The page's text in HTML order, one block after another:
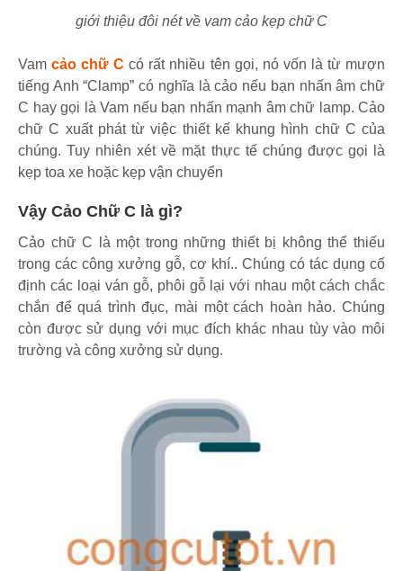
giới thiệu đôi nét về vam cảo kẹp chữ C
Vamcảo chữ C có rất nhiều tên gọi, nó vốn là từ mượn
tiếng Anh “Clamp” có nghĩa là cảo nếu bạn nhấn âm chữ
C hay gọi là Vam nếu bạn nhấn mạnh âm chữ lamp. Cảo
chữ C xuất phát từ việc thiết kế khung hình chữ C của
chúng. Tuy nhiên xét về mặt thực tế chúng được gọi là
kẹp toa xe hoặc kẹp vận chuyển
Vậy Cảo Chữ C là gì?
Cảo chữ C là một trong những thiết bị không thể thiếu
trong các công xưởng gỗ, cơ khí.. Chúng có tác dụng cố
định các loại ván gỗ, phôi gỗ lại với nhau một cách chắc
chắn để quá trình đục, mài một cách hoàn hảo. Chúng
còn được sử dụng với mục đích khác nhau tùy vào môi
trường và công xưởng sử dụng.